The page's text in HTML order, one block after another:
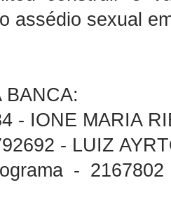
assédio sexual
BANCA:
- IONE MARIA
- LUIZ
-